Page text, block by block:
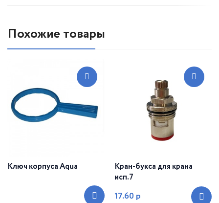
Похожие товары
Ключ корпуса Aqua
Кран-букса для крана
исп.7
17.60 р